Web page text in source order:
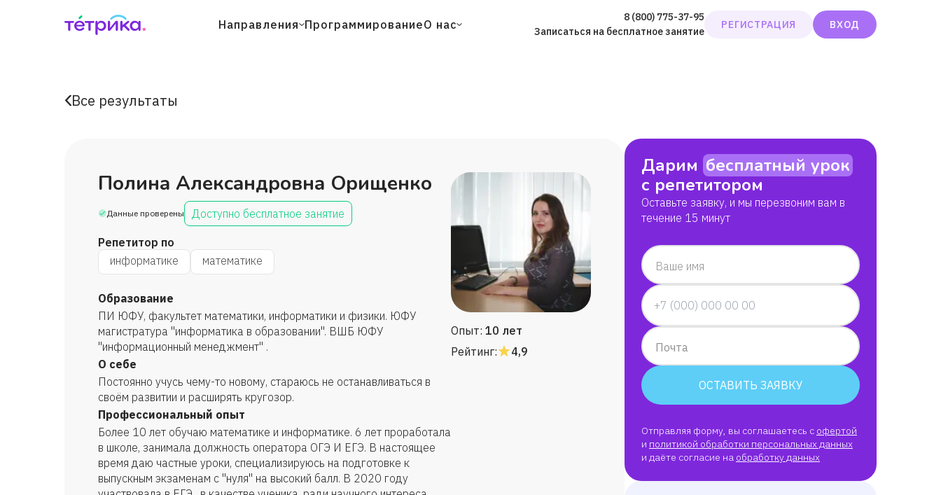
Направления ПрограммированиеО нас
8 (800) 775-37-95
Записаться на бесплатное занятие
РЕГИСТРАЦИЯ ВХОД
Все результаты
Полина Александровна Орищенко
Данные проверены Доступно бесплатное занятие
Репетитор по
информатике
математике
Образование
ПИ ЮФУ, факультет математики, информатики и физики. ЮФУ
магистратура "информатика в образовании". ВШБ ЮФУ
"информационный менеджмент" .
О себе
Постоянно учусь чему-то новому, стараюсь не останавливаться в
своём развитии и расширять кругозор.
Профессиональный опыт
Более 10 лет обучаю математике и информатике. 6 лет проработала
в школе, занимала должность оператора ОГЭ И ЕГЭ. В настоящее
время даю частные уроки, специализируюсь на подготовке к
выпускным экзаменам с "нуля" на высокий балл. В 2020 году
Опыт: 10 лет
Рейтинг:
4,9
Дарим бесплатный урок
с репетитором
Оставьте заявку, и мы перезвоним вам в
течение 15 минут
Ваше имя
Почта
ОСТАВИТЬ ЗАЯВКУ
Отправляя форму, вы соглашаетесь с офертой
и политикой обработки персональных данных
и даёте согласие на обработку данных